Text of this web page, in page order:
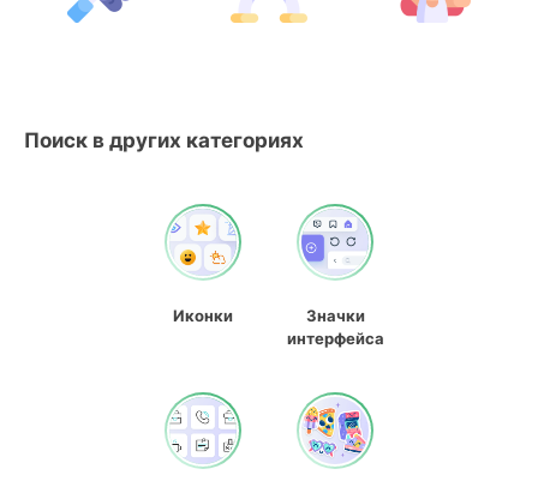
Поиск в других категориях
Иконки
Значки
интерфейса